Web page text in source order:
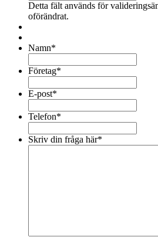
Detta fält används för
oförändrat.
Namn*
Företag*
E-post*
Telefon*
Skriv din fråga här*